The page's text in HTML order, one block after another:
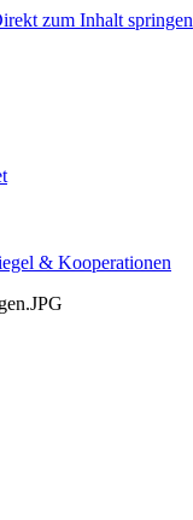
zum Inhalt springen
& Kooperationen